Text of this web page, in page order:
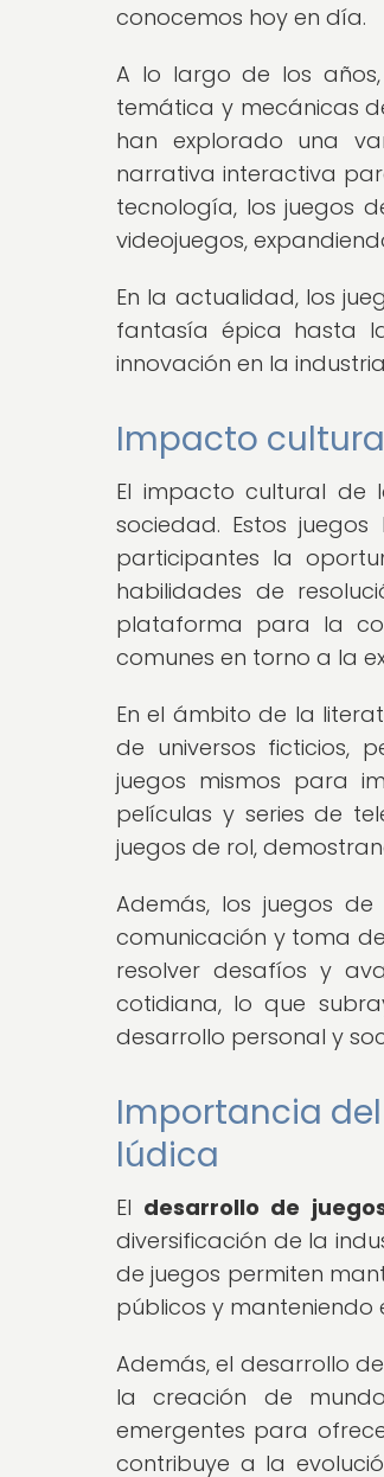
conocemos hoy en día.
A lo largo de los
temática y mecánicas
han explorado una
narrativa interactiva
tecnología, los juegos
videojuegos,
En la actualidad, los
fantasía épica hasta
innovación en la
Impacto
El impacto cultural de
sociedad. Estos
participantes la
habilidades de
plataforma para la
comunes en torno a la
En el ámbito de la
de universos ficticios,
juegos mismos para
películas y series de
juegos de rol,
Además, los juegos
comunicación y toma
resolver desafíos y
cotidiana, lo que
desarrollo personal y
Importancia
lúdica
El desarrollo de
diversificación de la
de juegos permiten
públicos y
Además, el desarrollo
la creación de
emergentes para
contribuye a la